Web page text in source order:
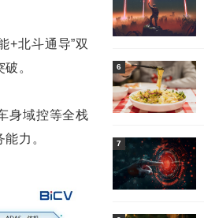
+北斗通导”双
。
身域控等全栈
力。
6
7